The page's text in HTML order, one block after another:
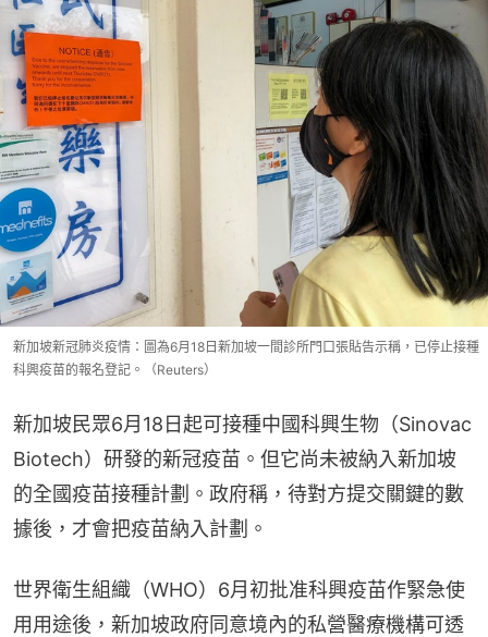
新加坡新冠肺炎疫情：圖為6月18日新加坡一間診所門口張貼告示稱，已停止接種
科興疫苗的報名登記。（Reuters）
新加坡民眾6月18日起可接種中國科興生物（Sinovac
Biotech）研發的新冠疫苗。但它尚未被納入新加坡
的全國疫苗接種計劃。政府稱，待對方提交關鍵的數
據後，才會把疫苗納入計劃。
世界衛生組織（WHO）6月初批准科興疫苗作緊急使
用用途後，新加坡政府同意境內的私營醫療機構可透